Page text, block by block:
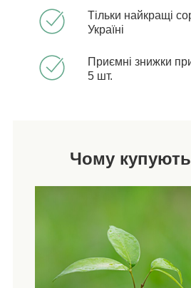
Тільки найкращі
Україні
Приємні знижки
5 шт.
Чому